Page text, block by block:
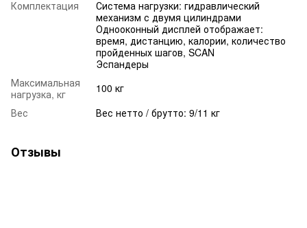
Комплектация
Система нагрузки: гидравлический
механизм с двумя цилиндрами
Однооконный дисплей отображает:
время, дистанцию, калории, количество
пройденных шагов, SCAN
Эспандеры
Максимальная
нагрузка, кг
100 кг
Вес
Вес нетто / брутто: 9/11 кг
Отзывы